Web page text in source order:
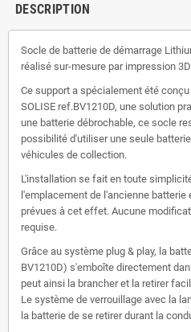
DESCRIPTION
Socle de batterie de démarrage
réalisé sur-mesure par impression 3D.
Ce support a spécialement été
SOLISE ref.BV1210D, une solution
une batterie débrochable, ce socle
possibilité d'utiliser une seule
véhicules de collection.
L'installation se fait en toute
l'emplacement de l'ancienne
prévues à cet effet. Aucune
requise.
Grâce au système plug & play, la
BV1210D) s'emboîte directement
peut ainsi la brancher et la retirer
Le système de verrouillage avec la
la batterie de se retirer durant la